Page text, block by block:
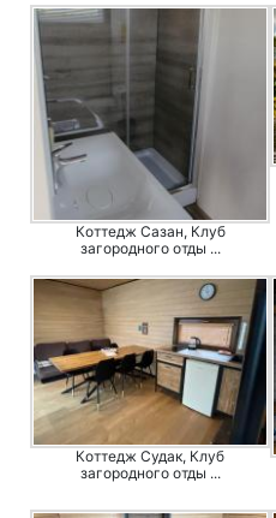
Коттедж Сазан, Клуб
загородного отды ...
Коттедж Судак, Клуб
загородного отды ...